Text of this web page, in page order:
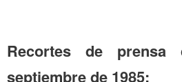
Recortes de
septiembre de 1985: